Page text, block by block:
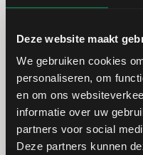
Deze website maakt
We gebruiken cookies
personaliseren, om
en om ons
informatie over uw
partners voor social
Deze partners kunnen
verifiëren via de gekozen
Dit proces beschermt
in uw contactgegevens.
Bevestig uw
mailadres